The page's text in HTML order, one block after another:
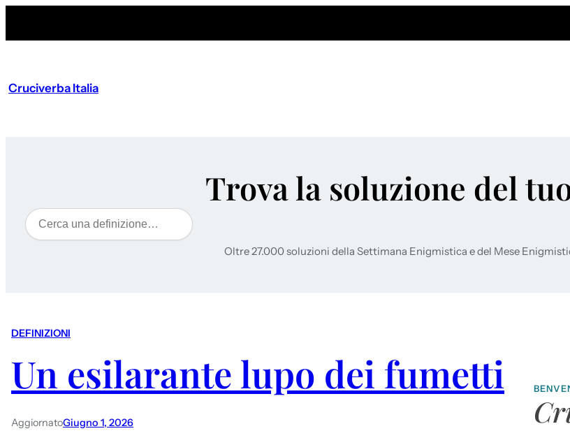
Cruciverba Italia
Trova la soluzione del
Cerca
Oltre 27.000 soluzioni della Settimana Enigmistica e del Mese
DEFINIZIONI
Un esilarante lupo dei fumetti
AggiornatoGiugno 1, 2026